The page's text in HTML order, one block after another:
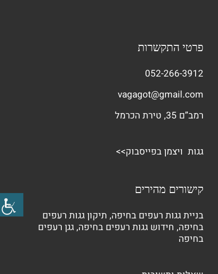
פרטי התקשרות
052-266-3912
vagagot@gmail.com
רמב”ם 35, טירת הכרמל
גגות ויצמן בפייסבוק>>
קישורים מהירים
בניית גגות רעפים בחיפה, תיקון גגות רעפים
בחיפה, חידוש גגות רעפים בחיפה,גגן רעפים
בחיפה